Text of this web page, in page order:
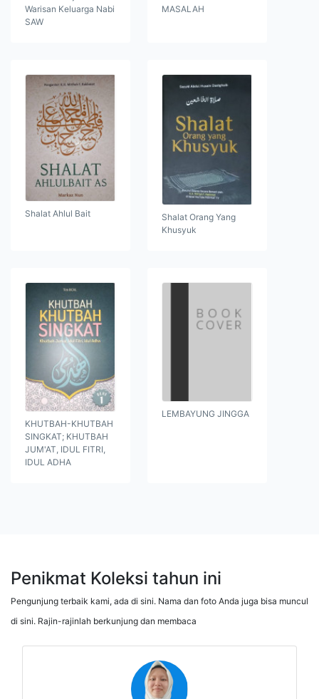
Warisan Keluarga Nabi
SAW
MASALAH
Shalat Ahlul Bait
Shalat Orang Yang
Khusyuk
KHUTBAH-KHUTBAH
SINGKAT; KHUTBAH
JUM'AT, IDUL FITRI,
IDUL ADHA
LEMBAYUNG JINGGA
Penikmat Koleksi tahun ini
Pengunjung terbaik kami, ada di sini. Nama dan foto Anda juga bisa muncul
di sini. Rajin-rajinlah berkunjung dan membaca